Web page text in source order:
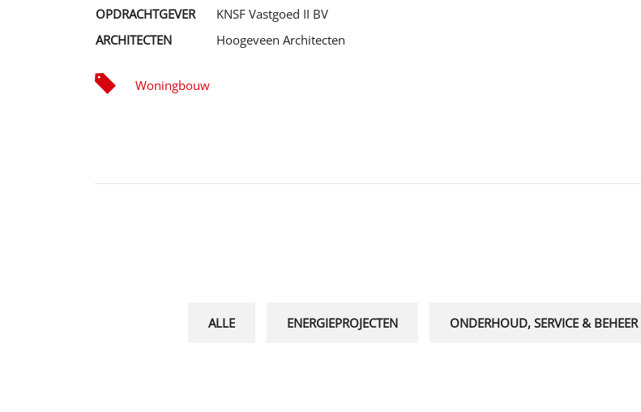
OPDRACHTGEVER
KNSF Vastgoed II BV
ARCHITECTEN
Hoogeveen Architecten
Woningbouw
ALLE ENERGIEPROJECTEN ONDERHOUD, SERVICE & BEHEER